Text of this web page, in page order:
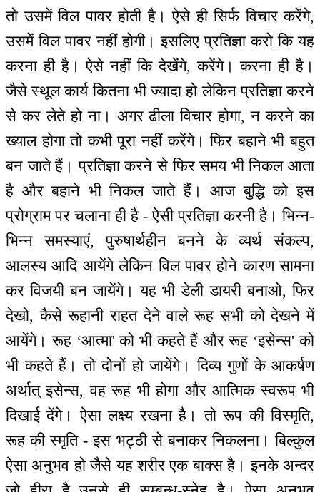
तो उसमें विल पावर होती है। ऐसे ही सिर्फ विचार करेंगे,
उसमें विल पावर नहीं होगी। इसलिए प्रतिज्ञा करो कि यह
करना ही है। ऐसे नहीं कि देखेंगे, करेंगे। करना ही है।
जैसे स्थूल कार्य कितना भी ज्यादा हो लेकिन प्रतिज्ञा करने
से कर लेते हो ना। अगर ढीला विचार होगा, न करने का
ख्याल होगा तो कभी पूरा नहीं करेंगे। फिर बहाने भी बहुत
बन जाते हैं। प्रतिज्ञा करने से फिर समय भी निकल आता
है और बहाने भी निकल जाते हैं। आज बुद्धि को इस
प्रोग्राम पर चलाना ही है - ऐसी प्रतिज्ञा करनी है। भिन्न-
भिन्न समस्याएं, पुरुषार्थहीन बनने के व्यर्थ संकल्प,
आलस्य आदि आयेंगे लेकिन विल पावर होने कारण सामना
कर विजयी बन जायेंगे। यह भी डेली डायरी बनाओ, फिर
देखो, कैसे रूहानी राहत देने वाले रूह सभी को देखने में
आयेंगे। रूह ‘आत्मा' को भी कहते हैं और रूह ‘इसेन्स' को
भी कहते हैं। तो दोनों हो जायेंगे। दिव्य गुणों के आकर्षण
अर्थात् इसेन्स, वह रूह भी होगा और आत्मिक स्वरूप भी
दिखाई देंगे। ऐसा लक्ष्य रखना है। तो रूप की विस्मृति,
रूह की स्मृति - इस भट्ठी से बनाकर निकलना। बिल्कुल
ऐसा अनुभव हो जैसे यह शरीर एक बाक्स है। इनके अन्दर